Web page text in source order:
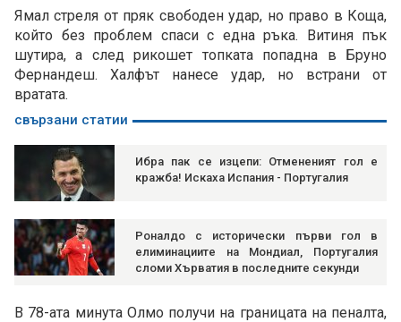
Ямал стреля от пряк свободен удар, но право в Коща,
който без проблем спаси с една ръка. Витиня пък
шутира, а след рикошет топката попадна в Бруно
Фернандеш. Халфът нанесе удар, но встрани от
вратата.
свързани статии
Ибра пак се изцепи: Отмененият гол е
кражба! Искаха Испания - Португалия
Роналдо с исторически първи гол в
елиминациите на Мондиал, Португалия
сломи Хърватия в последните секунди
В 78-ата минута Олмо получи на границата на пеналта,